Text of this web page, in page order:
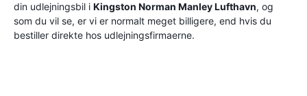
din udlejningsbil i Kingston Norman Manley Lufthavn, og
som du vil se, er vi er normalt meget billigere, end hvis du
bestiller direkte hos udlejningsfirmaerne.